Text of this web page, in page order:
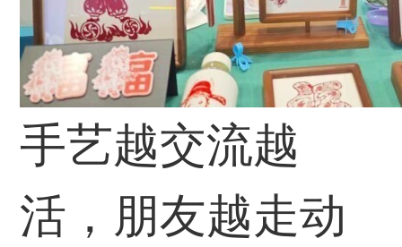
手艺越交流越
活，朋友越走动